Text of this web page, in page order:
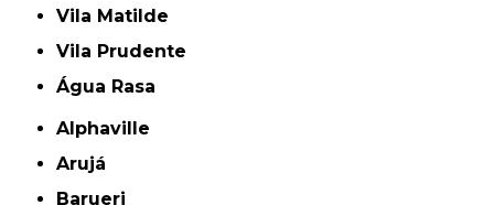
Vila Matilde
Vila Prudente
Água Rasa
Alphaville
Arujá
Barueri